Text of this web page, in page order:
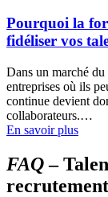
Pourquoi la
fidéliser vos
Dans un marché
entreprises où ils
continue devient
collaborateurs.…
En savoir plus
FAQ–